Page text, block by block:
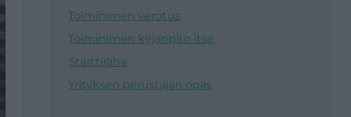
Toiminimen verotus
Toiminimen kirjanpito itse
Starttiraha
Yrityksen perustajan opas